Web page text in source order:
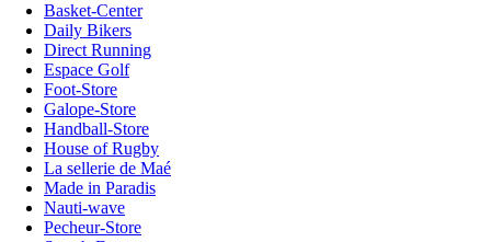
Basket-Center
Daily Bikers
Direct Running
Espace Golf
Foot-Store
Galope-Store
Handball-Store
House of Rugby
La sellerie de Maé
Made in Paradis
Nauti-wave
Pecheur-Store